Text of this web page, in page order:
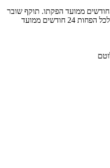
תוקף שובר כספי הינו לכל הפחות 60 חודשים ממועד הפקתו. תוקף שובר
לרכישת מוצר או שירות מסויים יהיה לכל הפחות 24 חודשים ממועד